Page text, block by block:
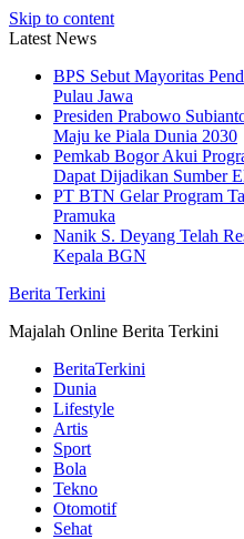
Skip to content
Latest News
BPS Sebut Mayoritas
Pulau Jawa
Presiden Prabowo
Maju ke Piala Dunia 2030
Pemkab Bogor Akui
Dapat Dijadikan Sumber
PT BTN Gelar Program
Pramuka
Nanik S. Deyang Telah
Kepala BGN
Berita Terkini
Majalah Online Berita Terkini
BeritaTerkini
Dunia
Lifestyle
Artis
Sport
Bola
Tekno
Otomotif
Sehat